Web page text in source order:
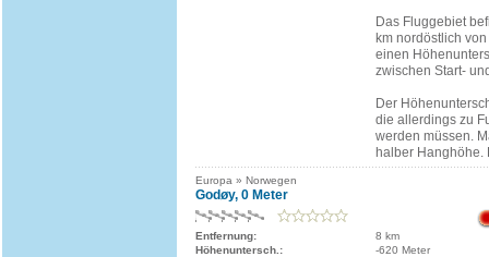
Das Fluggebiet
km nordöstlich
einen
zwischen Start-
Der
die allerdings zu
werden müssen.
halber Hanghöhe.
Europa » Norwegen
Godøy, 0 Meter
Entfernung:
8 km
Höhenuntersch.:
-620 Meter